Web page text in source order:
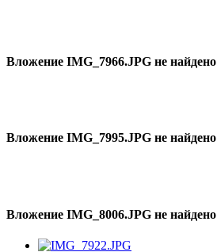
Вложение IMG_7966.JPG не найдено
Вложение IMG_7995.JPG не найдено
Вложение IMG_8006.JPG не найдено